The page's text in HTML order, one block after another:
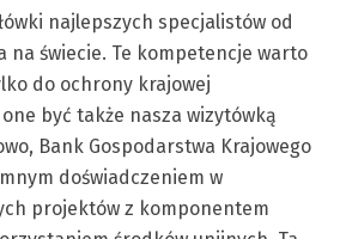
najlepszych specjalistów od
na świecie. Te kompetencje warto
do ochrony krajowej
być także nasza wizytówką
Bank Gospodarstwa Krajowego
doświadczeniem w
projektów z komponentem